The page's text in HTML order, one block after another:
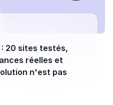
20 sites testés,
réelles et
n'est pas